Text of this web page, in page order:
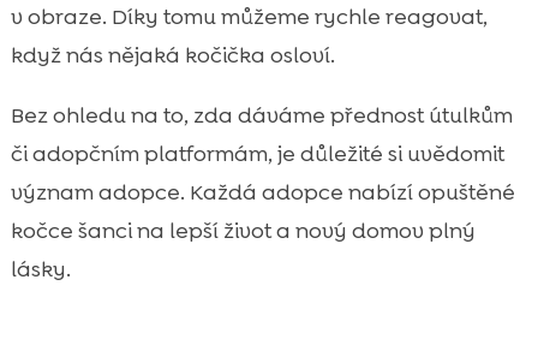
v obraze. Díky tomu můžeme rychle reagovat,
když nás nějaká kočička osloví.
Bez ohledu na to, zda dáváme přednost útulkům
či adopčním platformám, je důležité si uvědomit
význam adopce. Každá adopce nabízí opuštěné
kočce šanci na lepší život a nový domov plný
lásky.